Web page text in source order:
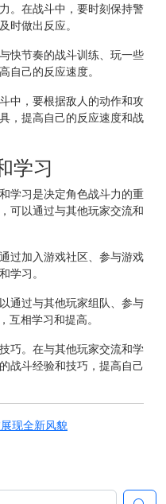
。在战斗中，要时刻保持警
时做出反应。
快节奏的战斗训练、玩一些
自己的反应速度。
中，要根据敌人的动作和攻
，提高自己的反应速度和战
学习
学习是决定角色战斗力的重
可以通过与其他玩家交流和
过加入游戏社区、参与游戏
学习。
通过与其他玩家组队、参与
互相学习和提高。
巧。在与其他玩家交流和学
战斗经验和技巧，提高自己
现全新风貌